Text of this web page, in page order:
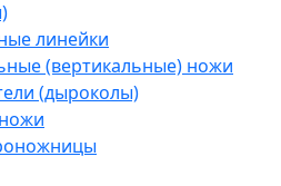
линейки
(вертикальные) ножи
(дыроколы)